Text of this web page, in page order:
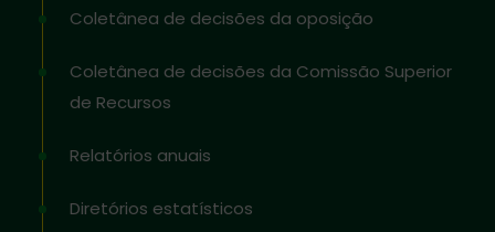
Coletânea de decisões da oposição
Coletânea de decisões da Comissão Superior
de Recursos
Relatórios anuais
Diretórios estatísticos